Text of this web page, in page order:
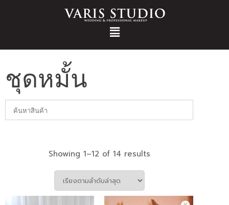
ชุดหมั้น
Showing 1–12 of 14 results